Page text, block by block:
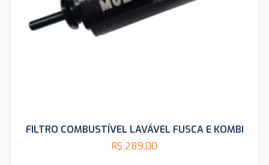
FILTRO COMBUSTÍVEL LAVÁVEL FUSCA E KOMBI
R$ 289,00